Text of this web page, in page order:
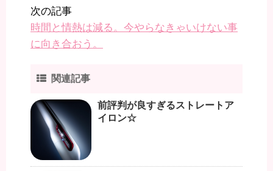
次の記事
時間と情熱は減る。今やらなきゃいけない事
に向き合おう。
関連記事
前評判が良すぎるストレートア
イロン☆